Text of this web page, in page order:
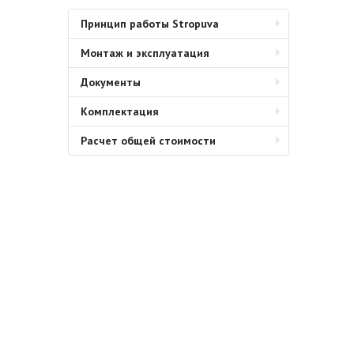
Принцип работы Stropuva
Монтаж и эксплуатация
Документы
Комплектация
Расчет общей стоимости